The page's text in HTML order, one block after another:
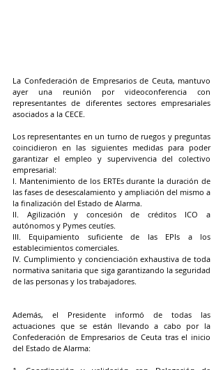
La Confederación de Empresarios de Ceuta, mantuvo
ayer una reunión por videoconferencia con
representantes de diferentes sectores empresariales
asociados a la CECE.
Los representantes en un turno de ruegos y preguntas
coincidieron en las siguientes medidas para poder
garantizar el empleo y supervivencia del colectivo
empresarial:
I. Mantenimiento de los ERTEs durante la duración de
las fases de desescalamiento y ampliación del mismo a
la finalización del Estado de Alarma.
II. Agilización y concesión de créditos ICO a
autónomos y Pymes ceutíes.
III. Equipamiento suficiente de las EPIs a los
establecimientos comerciales.
IV. Cumplimiento y concienciación exhaustiva de toda
normativa sanitaria que siga garantizando la seguridad
de las personas y los trabajadores.
Además, el Presidente informó de todas las
actuaciones que se están llevando a cabo por la
Confederación de Empresarios de Ceuta tras el inicio
del Estado de Alarma: